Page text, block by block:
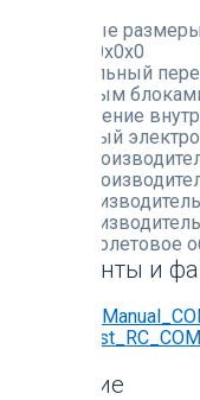
Габаритные
0x0x0
Максимальный
и наружным
расположение
Встроенный
Ультрафиолетовое
Документы и
Описание